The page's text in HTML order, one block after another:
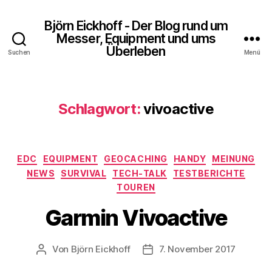
Suchen
Björn Eickhoff - Der Blog rund um
Messer, Equipment und ums
Überleben
Menü
Schlagwort:vivoactive
Kategorien
EDC EQUIPMENT GEOCACHING HANDY
MEINUNG
NEWS
SURVIVAL TECH-TALK
TESTBERICHTE
TOUREN
Garmin Vivoactive
Beitragsautor
Von Björn Eickhoff Veröffentlichungsdatum
7. November 2017